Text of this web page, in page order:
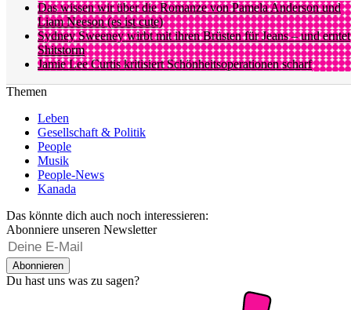
Das wissen wir über die Romanze von Pamela Anderson und
Liam Neeson (es ist cute)
Sydney Sweeney wirbt mit ihren Brüsten für Jeans – und erntet
Shitstorm
Jamie Lee Curtis kritisiert Schönheitsoperationen scharf
Themen
Leben
Gesellschaft & Politik
People
Musik
People-News
Kanada
Das könnte dich auch noch interessieren:
Abonniere unseren Newsletter
Abonnieren
Du hast uns was zu sagen?